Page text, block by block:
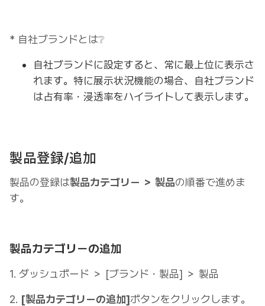
* 自社ブランドとは❔
自社ブランドに設定すると、常に最上位に表示さ
れます。特に展示状況機能の場合、自社ブランド
は占有率・浸透率をハイライトして表示します。
製品登録/追加
製品の登録は製品カテゴリー ＞ 製品の順番で進めま
す。
製品カテゴリーの追加
1. ダッシュボード ＞ [ブランド・製品] ＞ 製品
2. [製品カテゴリーの追加]ボタンをクリックします。